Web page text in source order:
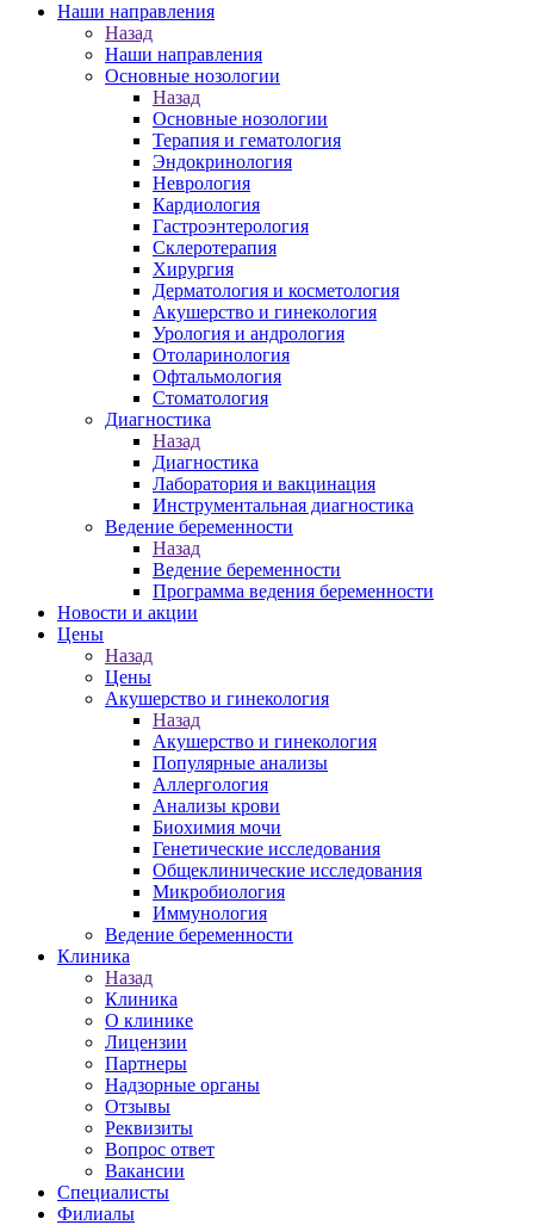
Наши направления
Назад
Наши направления
Основные нозологии
Назад
Основные нозологии
Терапия и гематология
Эндокринология
Неврология
Кардиология
Гастроэнтерология
Склеротерапия
Хирургия
Дерматология и косметология
Акушерство и гинекология
Урология и андрология
Отоларинология
Офтальмология
Стоматология
Диагностика
Назад
Диагностика
Лаборатория и вакцинация
Инструментальная диагностика
Ведение беременности
Назад
Ведение беременности
Программа ведения беременности
Новости и акции
Цены
Назад
Цены
Акушерство и гинекология
Назад
Акушерство и гинекология
Популярные анализы
Аллергология
Анализы крови
Биохимия мочи
Генетические исследования
Общеклинические исследования
Микробиология
Иммунология
Ведение беременности
Клиника
Назад
Клиника
О клинике
Лицензии
Партнеры
Надзорные органы
Отзывы
Реквизиты
Вопрос ответ
Вакансии
Специалисты
Филиалы